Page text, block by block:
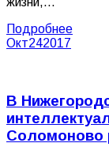
Подробнее
Окт242017
В
Соломоново